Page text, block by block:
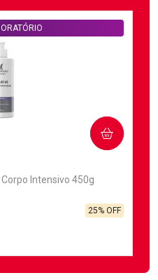
Intensivo 450g
25% OFF
COMPRAR
FECHAR
FECHAR